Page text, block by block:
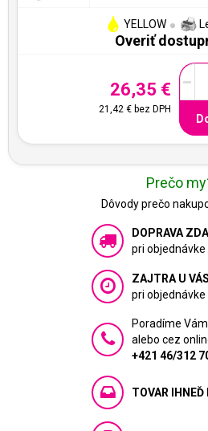
YELLOW
Overiť
26,35 €
21,42 € bez DPH
-
Prečo
Dôvody prečo
DOPRAVA
pri objednávke
ZAJTRA U VÁS
pri objednávke
Poradíme
alebo cez
+421 46/312
TOVAR IHNEĎ